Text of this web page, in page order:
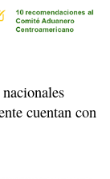
cuentan con